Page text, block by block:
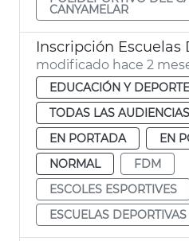
CANYAMELAR
Inscripción Escuelas
modificado hace 2
EDUCACIÓN Y DEPORTE
TODAS LAS AUDIENCIAS
EN PORTADA
EN
NORMAL
FDM
ESCOLES ESPORTIVES
ESCUELAS DEPORTIVAS